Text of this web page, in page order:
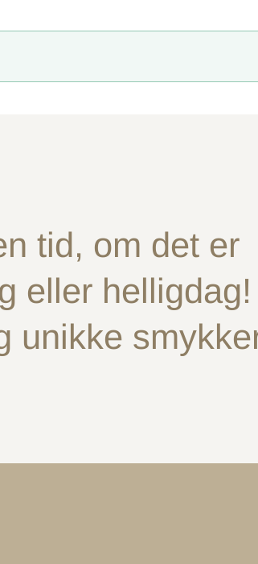
tid, om det er
eller helligdag!
unikke